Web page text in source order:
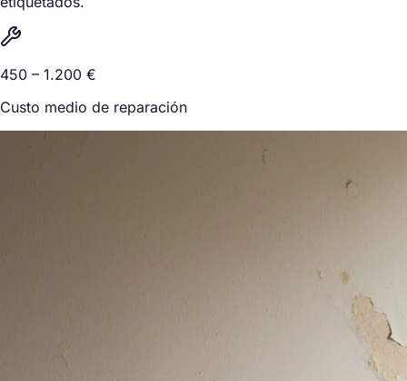
450 – 1.200 €
Custo medio de reparación